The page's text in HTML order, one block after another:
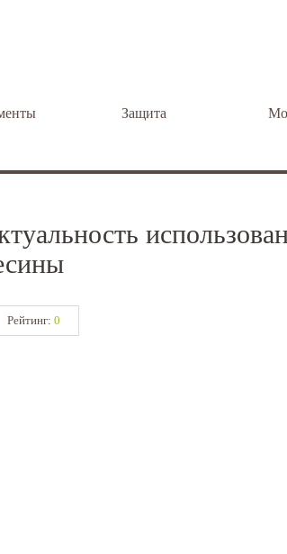
Защита
Рейтинг: 0